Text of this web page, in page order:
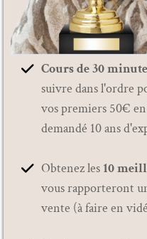
Cours de 30
suivre dans l'ordre
vos premiers 50€
demandé 10 ans
Obtenez les 10
vous rapporteront
vente (à faire en